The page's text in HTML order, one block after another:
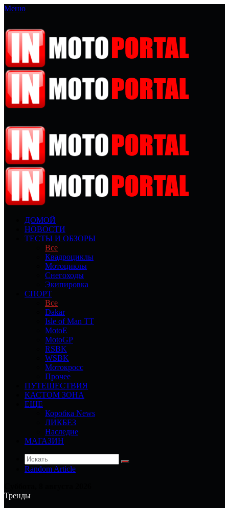
Меню
ДОМОЙ
НОВОСТИ
ТЕСТЫ И ОБЗОРЫ
Все
Квадроциклы
Мотоциклы
Снегоходы
Экипировка
СПОРТ
Все
Dakar
Isle of Man TT
MotoE
MotoGP
RSBK
WSBK
Мотокросс
Прочее
ПУТЕШЕСТВИЯ
КАСТОМ ЗОНА
ЕЩЕ
Коробка News
ЛИКБЕЗ
Наследие
МАГАЗИН
Random Article
Тренды